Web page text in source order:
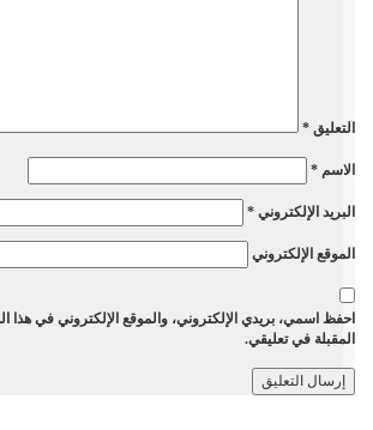
التعليق *
الاسم *
البريد الإلكتروني *
الموقع الإلكتروني
احفظ اسمي، بريدي الإلكتروني، والموقع الإلكتروني في هذا
المقبلة في تعليقي.